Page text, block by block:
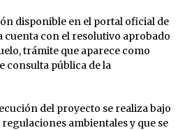
disponible en el portal oficial de
cuenta con el resolutivo aprobado
trámite que aparece como
consulta pública de la
del proyecto se realiza bajo
ambientales y que se